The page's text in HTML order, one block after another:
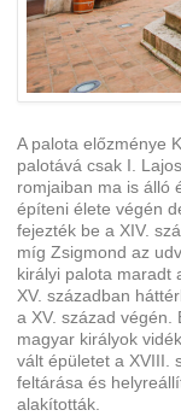
A palota előzménye
palotává csak I.
romjaiban ma is álló
építeni élete végén
fejezték be a XIV.
míg Zsigmond az
királyi palota maradt
XV. században
a XV. század
magyar királyok
vált épületet a XVIII.
feltárása és
alakították.